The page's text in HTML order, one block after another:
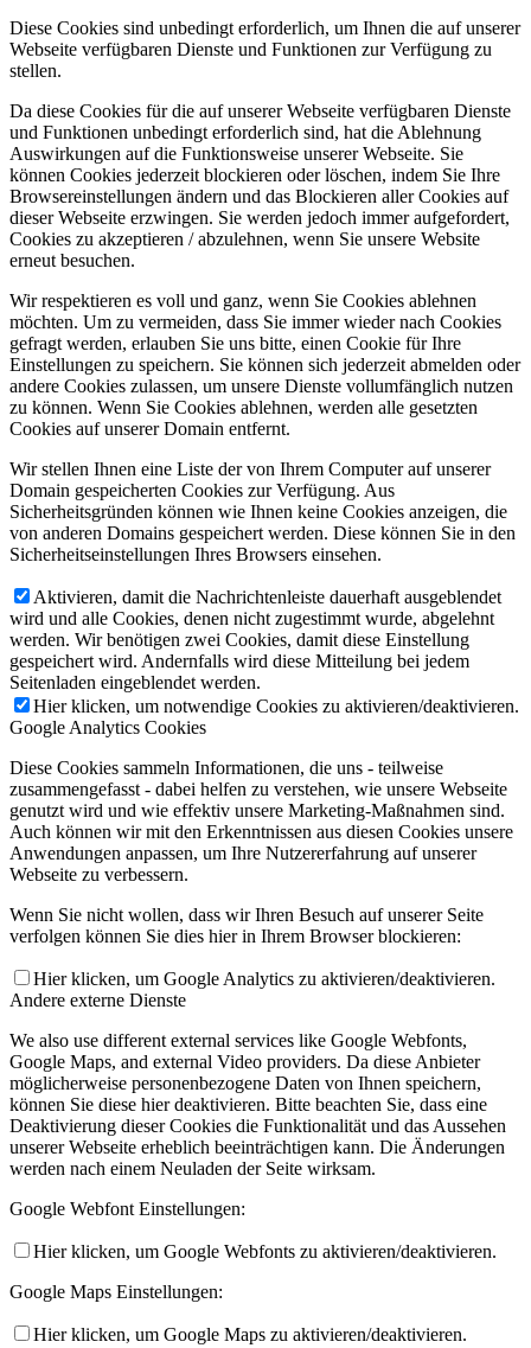
Diese Cookies sind unbedingt erforderlich, um Ihnen die auf unserer
Webseite verfügbaren Dienste und Funktionen zur Verfügung zu
stellen.
Da diese Cookies für die auf unserer Webseite verfügbaren Dienste
und Funktionen unbedingt erforderlich sind, hat die Ablehnung
Auswirkungen auf die Funktionsweise unserer Webseite. Sie
können Cookies jederzeit blockieren oder löschen, indem Sie Ihre
Browsereinstellungen ändern und das Blockieren aller Cookies auf
dieser Webseite erzwingen. Sie werden jedoch immer aufgefordert,
Cookies zu akzeptieren / abzulehnen, wenn Sie unsere Website
erneut besuchen.
Wir respektieren es voll und ganz, wenn Sie Cookies ablehnen
möchten. Um zu vermeiden, dass Sie immer wieder nach Cookies
gefragt werden, erlauben Sie uns bitte, einen Cookie für Ihre
Einstellungen zu speichern. Sie können sich jederzeit abmelden oder
andere Cookies zulassen, um unsere Dienste vollumfänglich nutzen
zu können. Wenn Sie Cookies ablehnen, werden alle gesetzten
Cookies auf unserer Domain entfernt.
Wir stellen Ihnen eine Liste der von Ihrem Computer auf unserer
Domain gespeicherten Cookies zur Verfügung. Aus
Sicherheitsgründen können wie Ihnen keine Cookies anzeigen, die
von anderen Domains gespeichert werden. Diese können Sie in den
Sicherheitseinstellungen Ihres Browsers einsehen.
Aktivieren, damit die Nachrichtenleiste dauerhaft ausgeblendet
wird und alle Cookies, denen nicht zugestimmt wurde, abgelehnt
werden. Wir benötigen zwei Cookies, damit diese Einstellung
gespeichert wird. Andernfalls wird diese Mitteilung bei jedem
Seitenladen eingeblendet werden.
Hier klicken, um notwendige Cookies zu aktivieren/deaktivieren.
Google Analytics Cookies
Diese Cookies sammeln Informationen, die uns - teilweise
zusammengefasst - dabei helfen zu verstehen, wie unsere Webseite
genutzt wird und wie effektiv unsere Marketing-Maßnahmen sind.
Auch können wir mit den Erkenntnissen aus diesen Cookies unsere
Anwendungen anpassen, um Ihre Nutzererfahrung auf unserer
Webseite zu verbessern.
Wenn Sie nicht wollen, dass wir Ihren Besuch auf unserer Seite
verfolgen können Sie dies hier in Ihrem Browser blockieren:
Hier klicken, um Google Analytics zu aktivieren/deaktivieren.
Andere externe Dienste
We also use different external services like Google Webfonts,
Google Maps, and external Video providers. Da diese Anbieter
möglicherweise personenbezogene Daten von Ihnen speichern,
können Sie diese hier deaktivieren. Bitte beachten Sie, dass eine
Deaktivierung dieser Cookies die Funktionalität und das Aussehen
unserer Webseite erheblich beeinträchtigen kann. Die Änderungen
werden nach einem Neuladen der Seite wirksam.
Google Webfont Einstellungen:
Hier klicken, um Google Webfonts zu aktivieren/deaktivieren.
Google Maps Einstellungen:
Hier klicken, um Google Maps zu aktivieren/deaktivieren.